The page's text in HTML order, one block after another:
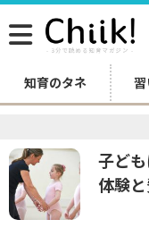
知育のタネ
子ど
体験